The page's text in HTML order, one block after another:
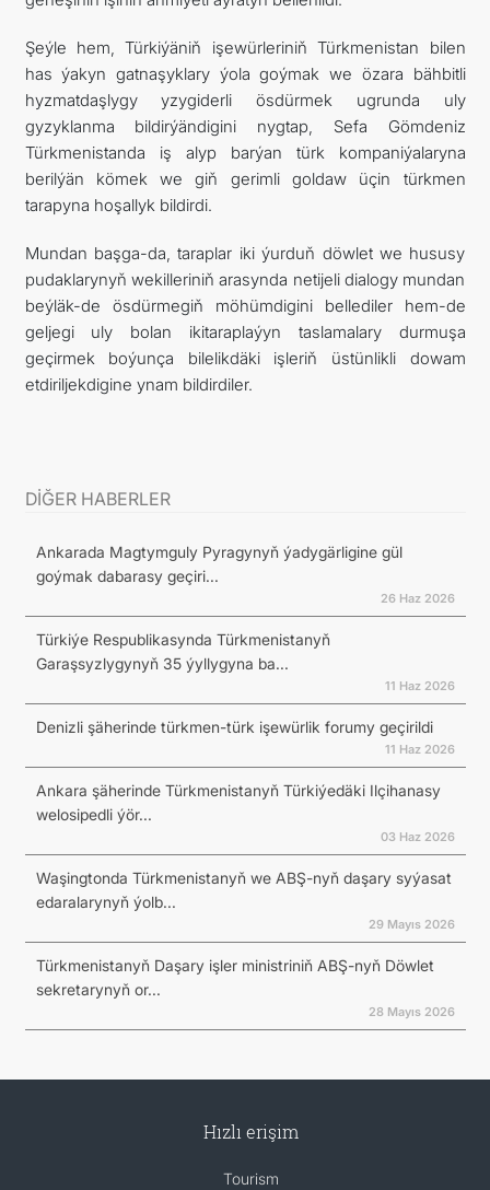
Şeýle hem, Türkiýäniň işewürleriniň Türkmenistan bilen
has ýakyn gatnaşyklary ýola goýmak we özara bähbitli
hyzmatdaşlygy yzygiderli ösdürmek ugrunda uly
gyzyklanma bildirýändigini nygtap, Sefa Gömdeniz
Türkmenistanda iş alyp barýan türk kompaniýalaryna
berilýän kömek we giň gerimli goldaw üçin türkmen
tarapyna hoşallyk bildirdi.
Mundan başga-da, taraplar iki ýurduň döwlet we hususy
pudaklarynyň wekilleriniň arasynda netijeli dialogy mundan
beýläk-de ösdürmegiň möhümdigini bellediler hem-de
geljegi uly bolan ikitaraplaýyn taslamalary durmuşa
geçirmek boýunça bilelikdäki işleriň üstünlikli dowam
etdiriljekdigine ynam bildirdiler.
DİĞER HABERLER
Ankarada Magtymguly Pyragynyň ýadygärligine gül
goýmak dabarasy geçiri...
26 Haz 2026
Türkiýe Respublikasynda Türkmenistanyň
Garaşsyzlygynyň 35 ýyllygyna ba...
11 Haz 2026
Denizli şäherinde türkmen-türk işewürlik forumy geçirildi
11 Haz 2026
Ankara şäherinde Türkmenistanyň Türkiýedäki Ilçihanasy
welosipedli ýör...
03 Haz 2026
Waşingtonda Türkmenistanyň we ABŞ-nyň daşary syýasat
edaralarynyň ýolb...
29 Mayıs 2026
Türkmenistanyň Daşary işler ministriniň ABŞ-nyň Döwlet
sekretarynyň or...
28 Mayıs 2026
Hızlı erişim
Tourism